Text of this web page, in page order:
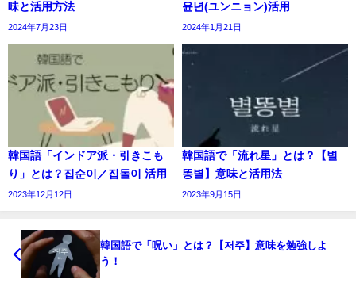
味と活用方法
2024年7月23日
윤년(ユンニョン)活用
2024年1月21日
韓国語「インドア派・引きこも
り」とは？집순이／집돌이 活用
2023年12月12日
韓国語で「流れ星」とは？【별
똥별】意味と活用法
2023年9月15日
韓国語で「呪い」とは？【저주】意味を勉強しよ
う！